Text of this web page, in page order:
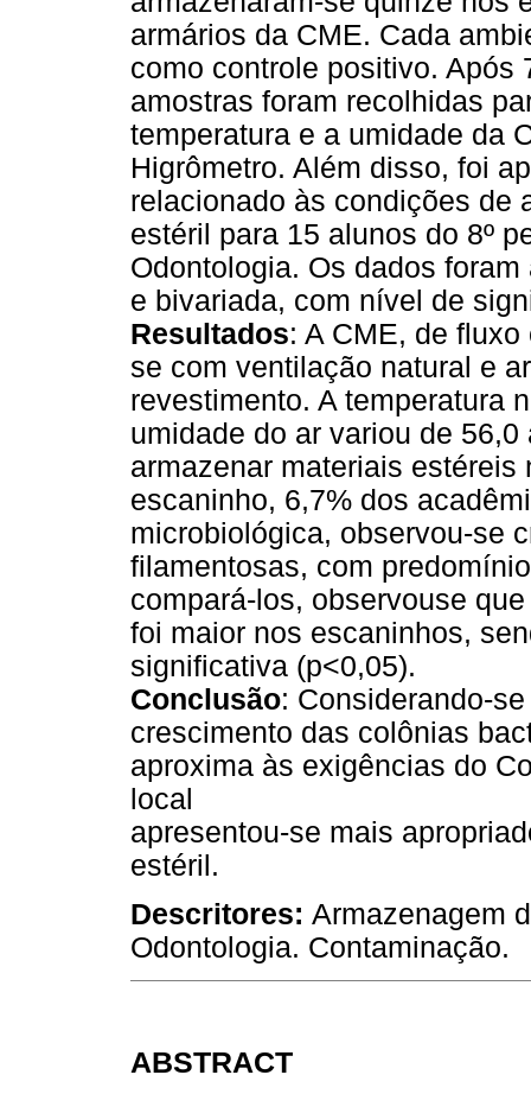
armários da CME. Cada
como controle positivo. Após
amostras foram recolhidas
temperatura e a umidade da
Higrômetro. Além disso, foi
relacionado às condições de
estéril para 15 alunos do 8º
Odontologia. Os dados
e bivariada, com nível de
Resultados: A CME, de
se com ventilação natural e
revestimento. A temperatura
umidade do ar variou de
armazenar materiais
escaninho, 6,7% dos
microbiológica, observou-se
filamentosas, com
compará-los, observouse
foi maior nos escaninhos,
significativa (p<0,05).
Conclusão: Considerando-
crescimento das colônias
aproxima às exigências do
local
apresentou-se mais
estéril.
Descritores: Armazenagem
Odontologia. Contaminação.
ABSTRACT